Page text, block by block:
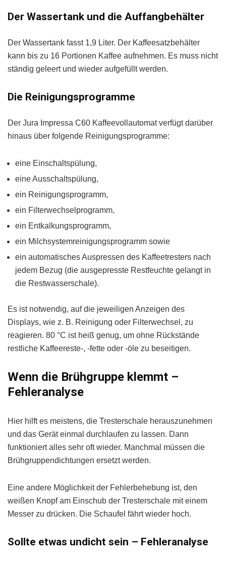
Der Wassertank und die Auffangbehälter
Der Wassertank fasst 1,9 Liter. Der Kaffeesatzbehälter
kann bis zu 16 Portionen Kaffee aufnehmen. Es muss nicht
ständig geleert und wieder aufgefüllt werden.
Die Reinigungsprogramme
Der Jura Impressa C60 Kaffeevollautomat verfügt darüber
hinaus über folgende Reinigungsprogramme:
eine Einschaltspülung,
eine Ausschaltspülung,
ein Reinigungsprogramm,
ein Filterwechselprogramm,
ein Entkalkungsprogramm,
ein Milchsystemreinigungsprogramm sowie
ein automatisches Auspressen des Kaffeetresters nach
jedem Bezug (die ausgepresste Restfeuchte gelangt in
die Restwasserschale).
Es ist notwendig, auf die jeweiligen Anzeigen des
Displays, wie z. B. Reinigung oder Filterwechsel, zu
reagieren. 80 °C ist heiß genug, um ohne Rückstände
restliche Kaffeereste-, -fette oder -öle zu beseitigen.
Wenn die Brühgruppe klemmt –
Fehleranalyse
Hier hilft es meistens, die Tresterschale herauszunehmen
und das Gerät einmal durchlaufen zu lassen. Dann
funktioniert alles sehr oft wieder. Manchmal müssen die
Brühgruppendichtungen ersetzt werden.
Eine andere Möglichkeit der Fehlerbehebung ist, den
weißen Knopf am Einschub der Tresterschale mit einem
Messer zu drücken. Die Schaufel fährt wieder hoch.
Sollte etwas undicht sein – Fehleranalyse